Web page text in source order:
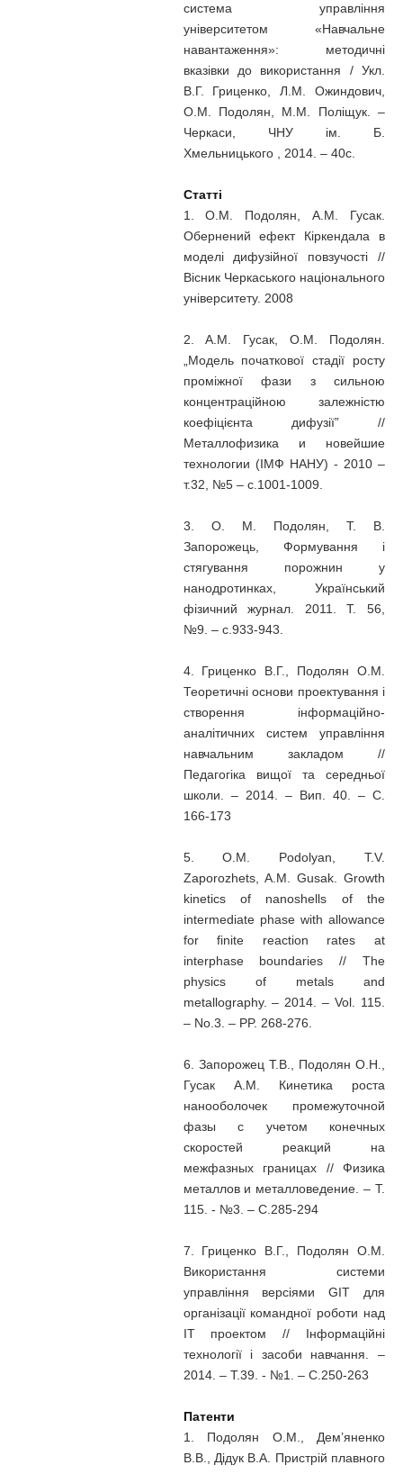
система управління
університетом «Навчальне
навантаження»: методичні
вказівки до використання / Укл.
В.Г. Гриценко, Л.М. Ожиндович,
О.М. Подолян, М.М. Поліщук. –
Черкаси, ЧНУ ім. Б.
Хмельницького , 2014. – 40с.
Статті
1. О.М. Подолян, А.М. Гусак.
Обернений ефект Кіркендала в
моделі дифузійної повзучості //
Вісник Черкаського національного
університету. 2008
2. А.М. Гусак, О.М. Подолян.
„Модель початкової стадії росту
проміжної фази з сильною
концентраційною залежністю
коефіцієнта дифузії” //
Металлофизика и новейшие
технологии (ІМФ НАНУ) - 2010 –
т.32, №5 – с.1001-1009.
3. О. М. Подолян, Т. В.
Запорожець, Формування і
стягування порожнин у
нанодротинках, Український
фізичний журнал. 2011. Т. 56,
№9. – с.933-943.
4. Гриценко В.Г., Подолян О.М.
Теоретичні основи проектування і
створення інформаційно-
аналітичних систем управління
навчальним закладом //
Педагогіка вищої та середньої
школи. – 2014. – Вип. 40. – С.
166-173
5. O.M. Podolyan, T.V.
Zaporozhets, A.M. Gusak. Growth
kinetics of nanoshells of the
intermediate phase with allowance
for finite reaction rates at
interphase boundaries // The
physics of metals and
metallography. – 2014. – Vol. 115.
– No.3. – PP. 268-276.
6. Запорожец Т.В., Подолян О.Н.,
Гусак А.М. Кинетика роста
нанооболочек промежуточной
фазы с учетом конечных
скоростей реакций на
межфазных границах // Физика
металлов и металловедение. – Т.
115. - №3. – С.285-294
7. Гриценко В.Г., Подолян О.М.
Використання системи
управління версіями GIT для
організації командної роботи над
ІТ проектом // Інформаційні
технології і засоби навчання. –
2014. – Т.39. - №1. – С.250-263
Патенти
1. Подолян О.М., Дем’яненко
В.В., Дідук В.А. Пристрій плавного